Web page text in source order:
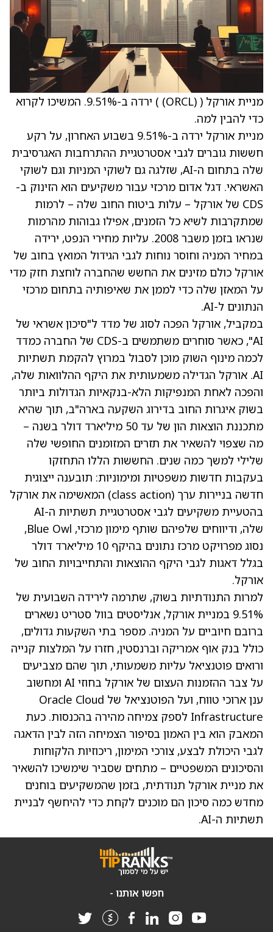
מניית אורקל ( (ORCL)
) ירדה ב-9.51%. המשיכו לקרוא
כדי להבין למה.
מניית אורקל ירדה ב-9.51% בשבוע האחרון, על רקע
חששות גוברים לגבי אסטרטגיית ההתרחבות האגרסיבית
שלה בתחום ה-AI, שזלגה גם לשוקי המניות וגם לשוקי
האשראי. דגל אדום מרכזי עבור משקיעים הוא הזינוק ב-
CDS של אורקל – עלות ביטוח החוב שלה – לרמות
שמתקרבות לשיא כל הזמנים, אפילו גבוהות מהרמות
שנראו בזמן משבר 2008. עליות מחירי הנפט, ירידה
במחיר המניה וחוסר נוחות לגבי הגידול המואץ בחוב של
אורקל כולם מזינים את החשש שהחברה לוחצת חזק מדי
על המאזן שלה כדי לממן את שאיפותיה בתחום מרכזי
הנתונים ל-AI.
במקביל, אורקל הפכה לסוג של מדד ל"סיכון אשראי של
AI", כאשר סוחרים משתמשים ב-CDS של החברה כמדד
לכמה מינוף השוק מוכן לסבול במרוץ להקמת תשתיות
AI. אורקל הגדילה משמעותית את היקף ההלוואות שלה,
והפכה לאחת המנפיקות הלא-בנקאיות הגדולות ביותר
בשוק איגרות החוב בדירוג השקעה בארה"ב, תוך שהיא
מתכננת הוצאות הון של עד 50 מיליארד דולר בשנה –
מה שצפוי להשאיר את תזרים המזומנים החופשי שלה
שלילי למשך כמה שנים. החששות הללו התחזקו
בעקבות חדשות משפטיות ומימוניות: תובענה ייצוגית
חדשה בניירות ערך (class action) המאשימה את אורקל
בהטעיית משקיעים לגבי אסטרטגיית תשתיות ה-AI
שלה, ודיווחים שלפיהם שותף מימון מרכזי, Blue Owl,
נסוג מפרויקט מרכז נתונים בהיקף 10 מיליארד דולר
בגלל דאגות לגבי היקף ההוצאות והתחייבויות החוב של
אורקל.
למרות התנודתיות בשוק, שתרמה לירידה השבועית של
9.51% במניית אורקל, אנליסטים בוול סטריט נשארים
ברובם חיוביים על המניה. מספר בתי השקעות גדולים,
כולל בנק אוף אמריקה וברנסטין, חזרו על המלצות קנייה
ורואים פוטנציאל עליות משמעותי, תוך שהם מצביעים
על צבר ההזמנות העצום של אורקל בחוזי AI ומחשוב
ענן ארוכי טווח, ועל הפוטנציאל של Oracle Cloud
Infrastructure לספק צמיחה מהירה בהכנסות. כעת
המאבק הוא בין האמון בסיפור הצמיחה הזה לבין הדאגה
לגבי היכולת לבצע, צורכי המימון, ריכוזיות הלקוחות
והסיכונים המשפטיים – מתחים שסביר שימשיכו להשאיר
את מניית אורקל תנודתית, בזמן שהמשקיעים בוחנים
מחדש כמה סיכון הם מוכנים לקחת כדי להיחשף לבניית
תשתיות ה-AI.
חפשו אותנו -